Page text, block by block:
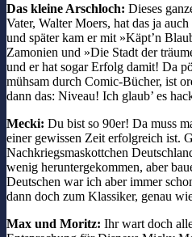
Das kleine Arschloch: Dieses
Vater, Walter Moers, hat das ja
und später kam er mit »Käpt’n
Zamonien und »Die Stadt der
und er hat sogar Erfolg damit! Da
mühsam durch Comic-Bücher, ist
dann das: Niveau! Ich glaub’ es
Mecki: Du bist so 90er! Da muss
einer gewissen Zeit erfolgreich ist.
Nachkriegsmaskottchen
wenig heruntergekommen, aber
Deutschen war ich aber immer
dann doch zum Klassiker, genau
Max und Moritz: Ihr wart doch